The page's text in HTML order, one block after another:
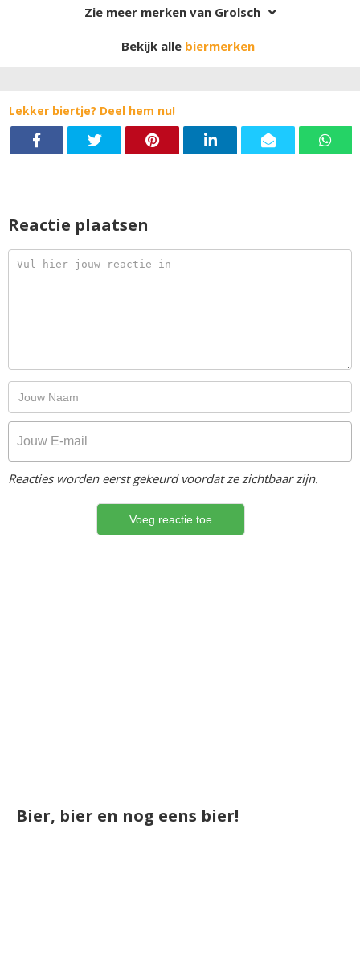
Zie meer merken van Grolsch
Bekijk alle biermerken
Lekker biertje? Deel hem nu!
Reactie plaatsen
Reacties worden eerst gekeurd voordat ze zichtbaar zijn.
Bier, bier en nog eens bier!